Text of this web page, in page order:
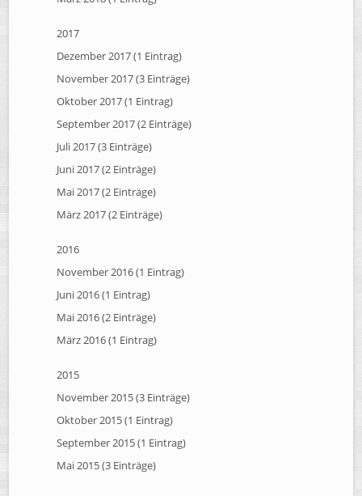
2017
Dezember 2017 (1 Eintrag)
November 2017 (3 Einträge)
Oktober 2017 (1 Eintrag)
September 2017 (2 Einträge)
Juli 2017 (3 Einträge)
Juni 2017 (2 Einträge)
Mai 2017 (2 Einträge)
März 2017 (2 Einträge)
2016
November 2016 (1 Eintrag)
Juni 2016 (1 Eintrag)
Mai 2016 (2 Einträge)
März 2016 (1 Eintrag)
2015
November 2015 (3 Einträge)
Oktober 2015 (1 Eintrag)
September 2015 (1 Eintrag)
Mai 2015 (3 Einträge)